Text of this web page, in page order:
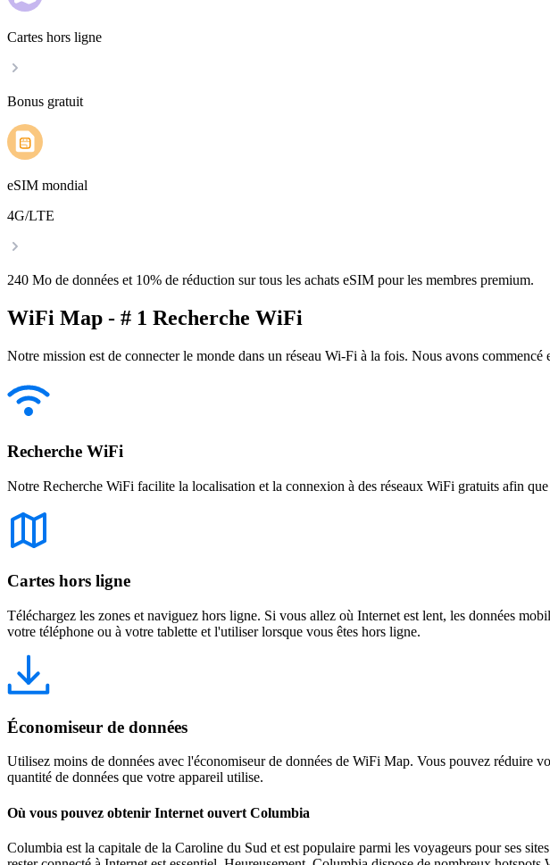
Cartes hors ligne
Bonus gratuit
eSIM mondial
4G/LTE
240 Mo de données et 10% de réduction sur tous les achats eSIM pour les membres premium.
WiFi Map - # 1 Recherche WiFi
Notre mission est de connecter le monde dans un réseau Wi-Fi à la fois. Nous avons
Recherche WiFi
Notre Recherche WiFi facilite la localisation et la connexion à des réseaux WiFi gratuits afin
Cartes hors ligne
Téléchargez les zones et naviguez hors ligne. Si vous allez où Internet est lent, les données
votre téléphone ou à votre tablette et l'utiliser lorsque vous êtes hors ligne.
Économiseur de données
Utilisez moins de données avec l'économiseur de données de WiFi Map. Vous pouvez réduire
quantité de données que votre appareil utilise.
Où vous pouvez obtenir Internet ouvert Columbia
Columbia est la capitale de la Caroline du Sud et est populaire parmi les voyageurs pour ses